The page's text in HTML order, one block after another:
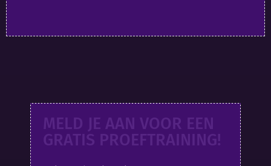
MELD JE AAN VOOR EEN
GRATIS PROEFTRAINING!